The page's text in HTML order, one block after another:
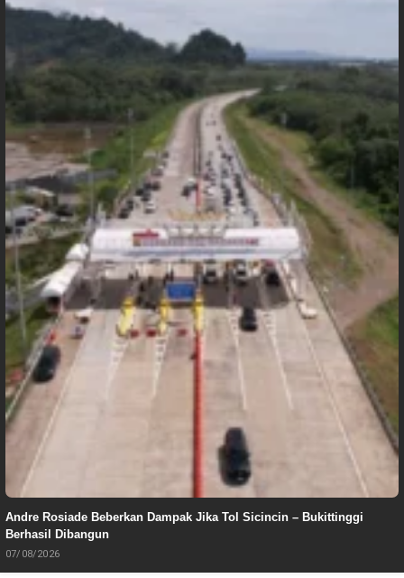
Andre Rosiade Beberkan Dampak Jika Tol Sicincin – Bukittinggi
Berhasil Dibangun
07/08/2026